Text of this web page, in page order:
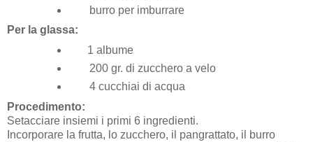
burro per imburrare
Per la glassa:
1 albume
200 gr. di zucchero a velo
4 cucchiai di acqua
Procedimento:
Setacciare insiemi i primi 6 ingredienti.
Incorporare la frutta, lo zucchero, il pangrattato, il burro